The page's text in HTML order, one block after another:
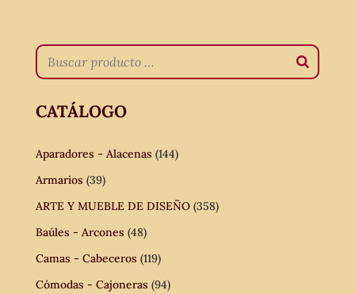
CATÁLOGO
Aparadores - Alacenas (144)
Armarios (39)
ARTE Y MUEBLE DE DISEÑO (358)
Baúles - Arcones (48)
Camas - Cabeceros (119)
Cómodas - Cajoneras (94)